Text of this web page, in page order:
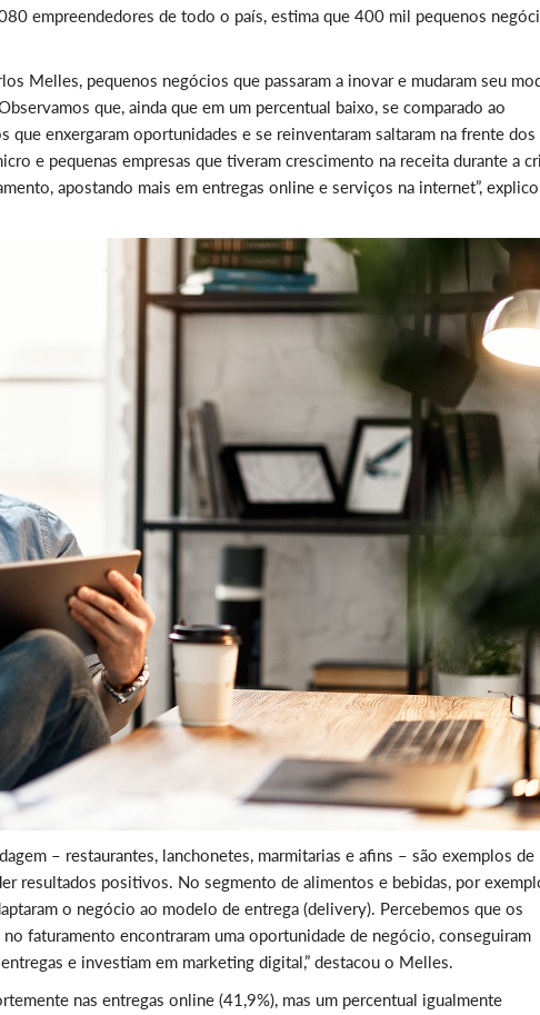
empreendedores de todo o país, estima que 400 mil pequenos
Melles, pequenos negócios que passaram a inovar e mudaram seu
que, ainda que em um percentual baixo, se comparado ao
que enxergaram oportunidades e se reinventaram saltaram na frente dos
e pequenas empresas que tiveram crescimento na receita durante a
apostando mais em entregas online e serviços na internet”,
– restaurantes, lanchonetes, marmitarias e afins – são exemplos de
resultados positivos. No segmento de alimentos e bebidas, por
o negócio ao modelo de entrega (delivery). Percebemos que os
faturamento encontraram uma oportunidade de negócio, conseguiram
e investiam em marketing digital,” destacou o Melles.
nas entregas online (41,9%), mas um percentual igualmente